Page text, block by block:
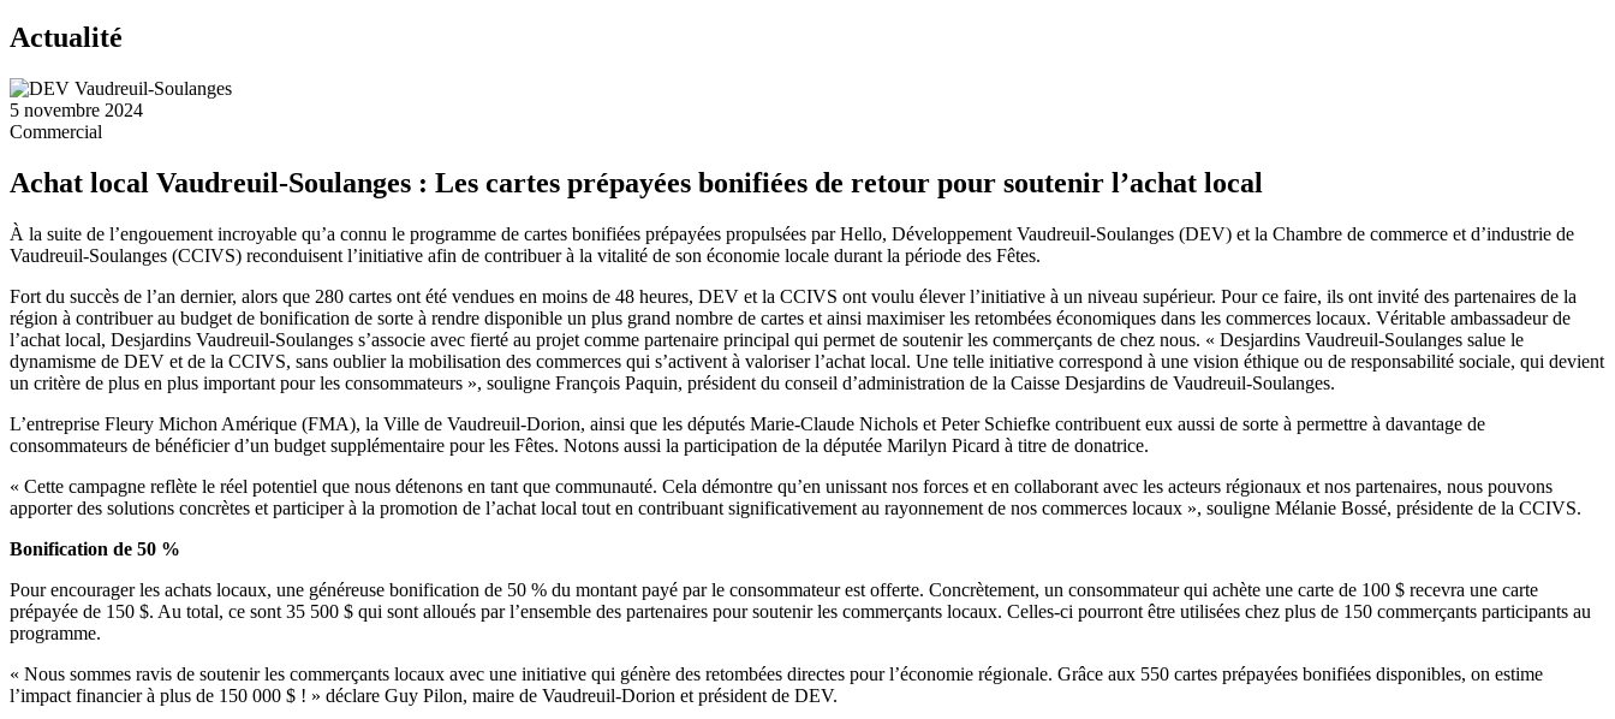
Actualité
5 novembre 2024
Commercial
Achat local Vaudreuil-Soulanges : Les cartes prépayées bonifiées de retour pour soutenir l’achat local
À la suite de l’engouement incroyable qu’a connu le programme de cartes bonifiées prépayées propulsées par Hello, Développement Vaudreuil-Soulanges (DEV) et la Chambre de commerce et d’industrie de
Vaudreuil-Soulanges (CCIVS) reconduisent l’initiative afin de contribuer à la vitalité de son économie locale durant la période des Fêtes.
Fort du succès de l’an dernier, alors que 280 cartes ont été vendues en moins de 48 heures, DEV et la CCIVS ont voulu élever l’initiative à un niveau supérieur. Pour ce faire, ils ont invité des partenaires de la
région à contribuer au budget de bonification de sorte à rendre disponible un plus grand nombre de cartes et ainsi maximiser les retombées économiques dans les commerces locaux. Véritable ambassadeur de
l’achat local, Desjardins Vaudreuil-Soulanges s’associe avec fierté au projet comme partenaire principal qui permet de soutenir les commerçants de chez nous. « Desjardins Vaudreuil-Soulanges salue le
dynamisme de DEV et de la CCIVS, sans oublier la mobilisation des commerces qui s’activent à valoriser l’achat local. Une telle initiative correspond à une vision éthique ou de responsabilité sociale, qui devient
un critère de plus en plus important pour les consommateurs », souligne François Paquin, président du conseil d’administration de la Caisse Desjardins de Vaudreuil-Soulanges.
L’entreprise Fleury Michon Amérique (FMA), la Ville de Vaudreuil-Dorion, ainsi que les députés Marie-Claude Nichols et Peter Schiefke contribuent eux aussi de sorte à permettre à davantage de
consommateurs de bénéficier d’un budget supplémentaire pour les Fêtes. Notons aussi la participation de la députée Marilyn Picard à titre de donatrice.
« Cette campagne reflète le réel potentiel que nous détenons en tant que communauté. Cela démontre qu’en unissant nos forces et en collaborant avec les acteurs régionaux et nos partenaires, nous pouvons
apporter des solutions concrètes et participer à la promotion de l’achat local tout en contribuant significativement au rayonnement de nos commerces locaux », souligne Mélanie Bossé, présidente de la CCIVS.
Bonification de 50 %
Pour encourager les achats locaux, une généreuse bonification de 50 % du montant payé par le consommateur est offerte. Concrètement, un consommateur qui achète une carte de 100 $ recevra une carte
prépayée de 150 $. Au total, ce sont 35 500 $ qui sont alloués par l’ensemble des partenaires pour soutenir les commerçants locaux. Celles-ci pourront être utilisées chez plus de 150 commerçants participants au
programme.
« Nous sommes ravis de soutenir les commerçants locaux avec une initiative qui génère des retombées directes pour l’économie régionale. Grâce aux 550 cartes prépayées bonifiées disponibles, on estime
l’impact financier à plus de 150 000 $ ! » déclare Guy Pilon, maire de Vaudreuil-Dorion et président de DEV.